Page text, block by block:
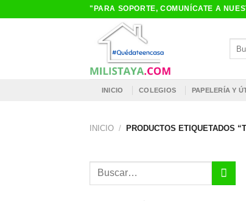
"PARA SOPORTE, COMUNÍCATE A
INICIO COLEGIOS PAPELERÍA Y
INICIO / PRODUCTOS ETIQUETADOS
Buscar